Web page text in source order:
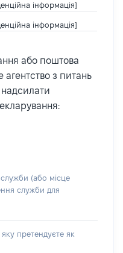
інформація]
інформація]
або поштова
агентство з питань
надсилати
(або місце
служби для
претендуєте як